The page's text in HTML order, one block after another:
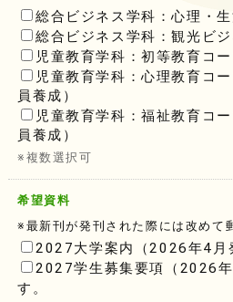
総合ビジネス学科：心理・
総合ビジネス学科：観光ビ
児童教育学科：初等教育コ
児童教育学科：心理教育コ
員養成）
児童教育学科：福祉教育コ
員養成）
※複数選択可
希望資料
※最新刊が発刊された際には改めて
2027大学案内（2026年4月
2027学生募集要項（2026
す。